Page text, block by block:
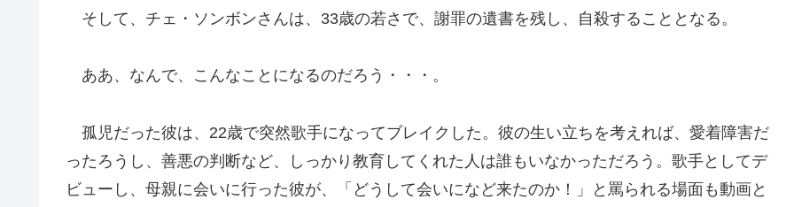
そして、チェ・ソンボンさんは、33歳の若さで、謝罪の遺書を残し、自殺することとなる。
ああ、なんで、こんなことになるのだろう・・・。
孤児だった彼は、22歳で突然歌手になってブレイクした。彼の生い立ちを考えれば、愛着障害だ
ったろうし、善悪の判断など、しっかり教育してくれた人は誰もいなかっただろう。歌手としてデ
ビューし、母親に会いに行った彼が、「どうして会いになど来たのか！」と罵られる場面も動画と